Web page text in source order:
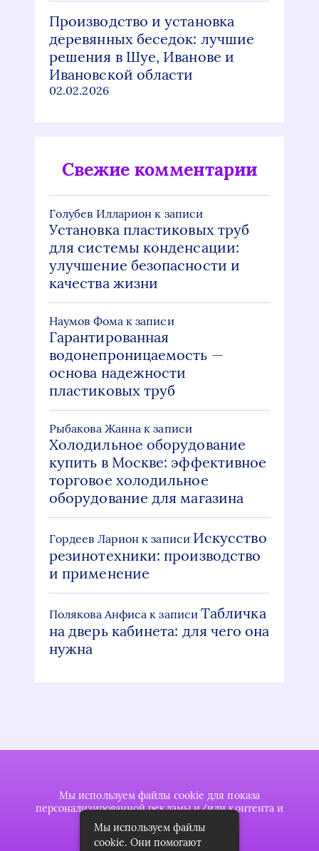
Производство и установка
деревянных беседок: лучшие
решения в Шуе, Иванове и
Ивановской области
02.02.2026
Свежие комментарии
Голубев Илларион к записи
Установка пластиковых труб
для системы конденсации:
улучшение безопасности и
качества жизни
Наумов Фомак записи
Гарантированная
водонепроницаемость —
основа надежности
пластиковых труб
Рыбакова Жанна к записи
Холодильное оборудование
купить в Москве: эффективное
торговое холодильное
оборудование для магазина
Гордеев Ларион к записи Искусство
резинотехники: производство
и применение
Полякова Анфиса к записиТабличка
на дверь кабинета: для чего она
нужна
Мы используем файлы cookie для показа
персонализированной рекламы и/или контента и
анализа нашего трафика.
Мы используем файлы
cookie. Они помогают